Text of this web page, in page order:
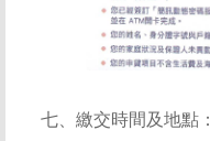
七、繳交時間及地點：